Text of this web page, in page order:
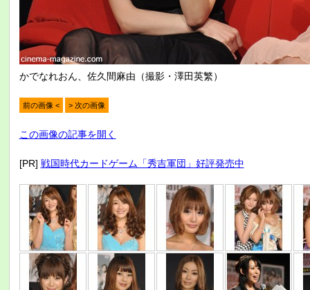
かでなれおん、佐久間麻由（撮影・澤田英繁）
前の画像 < > 次の画像
この画像の記事を開く
[PR] 戦国時代カードゲーム「秀吉軍団」好評発売中